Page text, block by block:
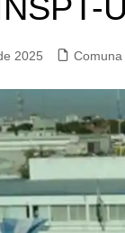
2025 Comuna